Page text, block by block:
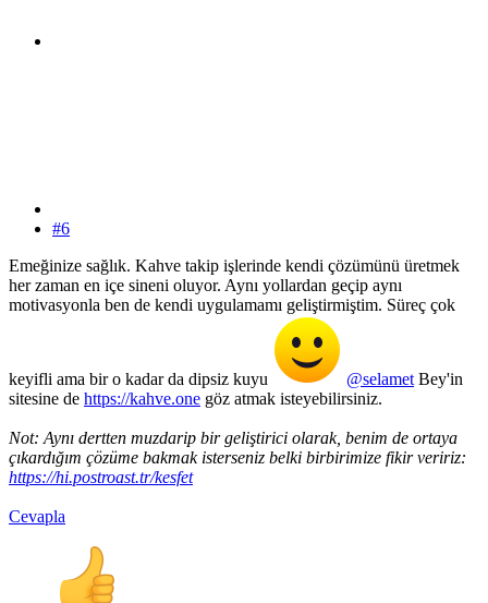
#6
Emeğinize sağlık. Kahve takip işlerinde kendi çözümünü üretmek
her zaman en içe sineni oluyor. Aynı yollardan geçip aynı
motivasyonla ben de kendi uygulamamı geliştirmiştim. Süreç çok
keyifli ama bir o kadar da dipsiz kuyu @selametBey'in
sitesine de https://kahve.one göz atmak isteyebilirsiniz.
Not: Aynı dertten muzdarip bir geliştirici olarak, benim de ortaya
çıkardığım çözüme bakmak isterseniz belki birbirimize fikir veririz:
https://hi.postroast.tr/kesfet
Cevapla